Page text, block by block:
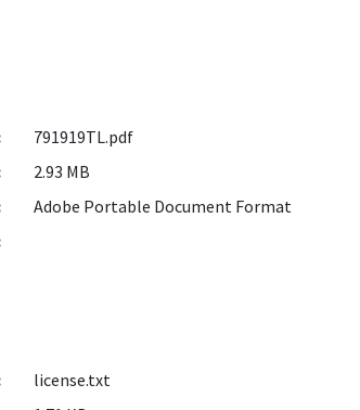
791919TL.pdf
2.93 MB
Adobe Portable Document Format
license.txt